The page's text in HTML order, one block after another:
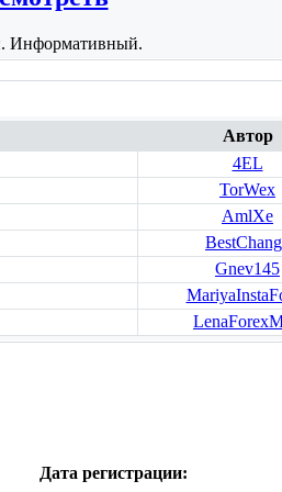
Информативный.
Автор
4EL
TorWex
AmlXe
Gnev145
Дата регистрации: